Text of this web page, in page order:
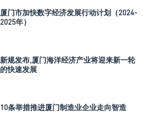
厦门市加快数字经济发展行动计划（2024-
2025年）
新规发布,厦门海洋经济产业将迎来新一轮
的快速发展
10条举措推进厦门制造业企业走向智造